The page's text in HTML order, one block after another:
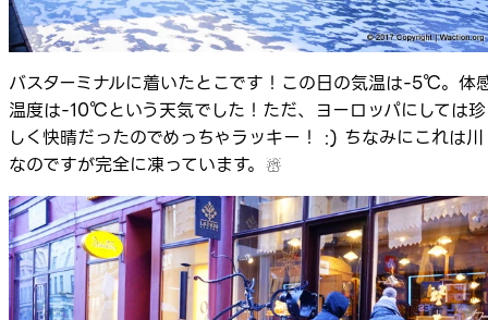
バスターミナルに着いたとこです！この日の気温は-5℃。体
温度は-10℃という天気でした！ただ、ヨーロッパにしては珍
しく快晴だったのでめっちゃラッキー！ :) ちなみにこれは川
なのですが完全に凍っています。☃